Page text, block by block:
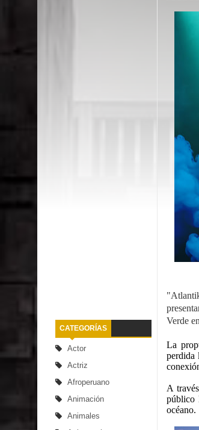
CATEGORÍAS
Actor
Actriz
Afroperuano
Animación
Animales
Verde
La
perdida
A
público
océano.